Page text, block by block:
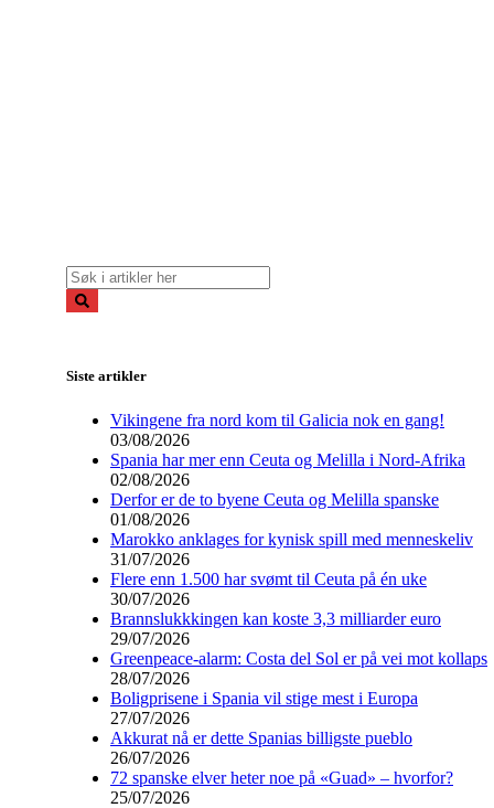
Siste artikler
Vikingene fra nord kom til Galicia nok en gang!
03/08/2026
Spania har mer enn Ceuta og Melilla i Nord-Afrika
02/08/2026
Derfor er de to byene Ceuta og Melilla spanske
01/08/2026
Marokko anklages for kynisk spill med menneskeliv
31/07/2026
Flere enn 1.500 har svømt til Ceuta på én uke
30/07/2026
Brannslukkkingen kan koste 3,3 milliarder euro
29/07/2026
Greenpeace-alarm: Costa del Sol er på vei mot kollaps
28/07/2026
Boligprisene i Spania vil stige mest i Europa
27/07/2026
Akkurat nå er dette Spanias billigste pueblo
26/07/2026
72 spanske elver heter noe på «Guad» – hvorfor?
25/07/2026